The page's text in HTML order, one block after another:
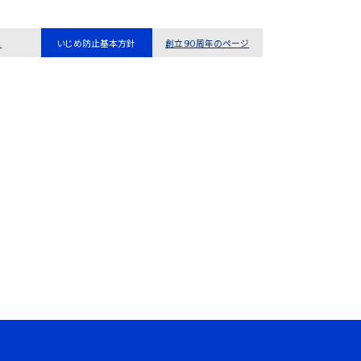
いじめ防止基本方針 創立９０周年のページ